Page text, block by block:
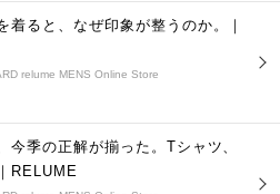
着ると、なぜ印象が整うのか。｜
relume MENS Online Store
今季の正解が揃った。Tシャツ、
RELUME